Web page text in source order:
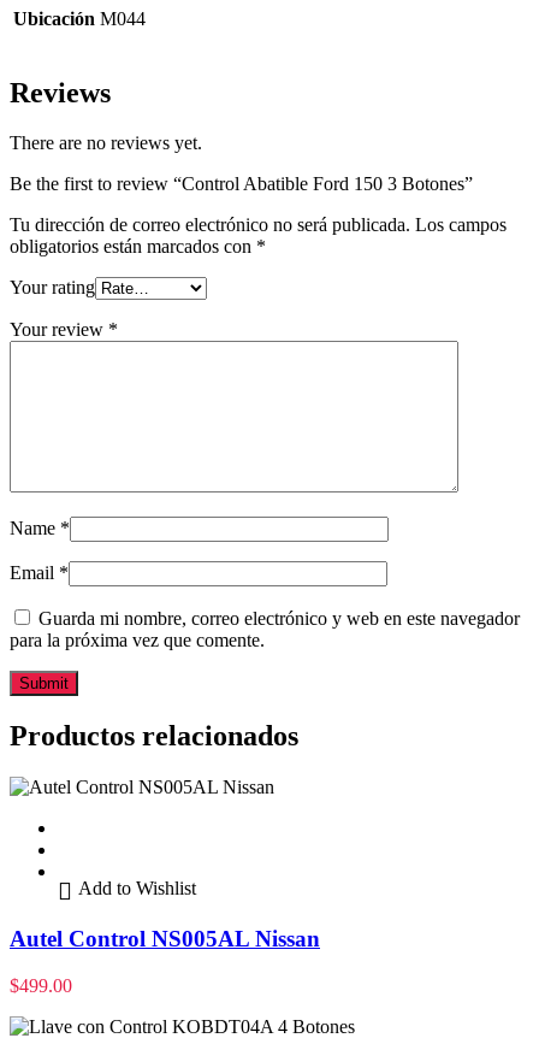
Ubicación M044
Reviews
There are no reviews yet.
Be the first to review “Control Abatible Ford 150 3 Botones”
Tu dirección de correo electrónico no será publicada. Los campos
obligatorios están marcados con *
Your rating
Your review *
Name *
Email *
Guarda mi nombre, correo electrónico y web en este navegador
para la próxima vez que comente.
Productos relacionados
Add to Wishlist
Autel Control NS005AL Nissan
$499.00